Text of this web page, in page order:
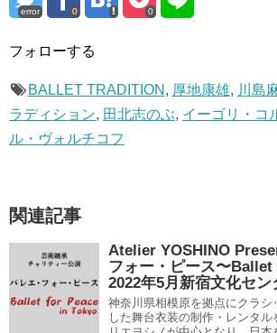
error 0 0
フォローする
BALLET TRADITION , 厚地康雄, 川島
ラディション, 田北志のぶ, イーゴリ・コ
ル・ヴォルチコフ
関連記事
Atelier YOSHINO
フォー・ピース〜Ballet
2022年5月新宿文化セン
神奈川県相模原を拠点にクラシ
した舞台衣装の制作・レンタル